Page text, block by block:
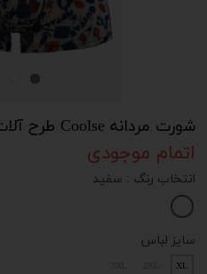
شورت مردانه Coolse طرح آلات موسیقی
اتمام موجودی
انتخاب رنگ : سفید
سایز لباس
XL